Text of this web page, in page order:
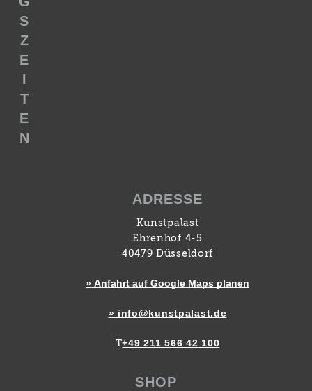
S
Z
E
I
T
E
N
ADRESSE
Kunstpalast
Ehrenhof 4-5
40479 Düsseldorf
» Anfahrt auf Google Maps planen
» info@kunstpalast.de
T+49 211 566 42 100
SHOP